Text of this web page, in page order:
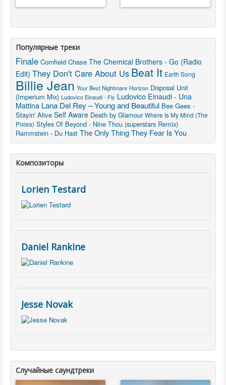
Популярные треки
Finale Cornfield Chase The Chemical Brothers - Go (Radio
Edit) They Don't Care About Us Beat It Earth Song
Billie Jean Your Best Nightmare Horizon Disposal Unit
(Imperium Mix) Ludovico Einaudi - Fly Ludovico Einaudi - Una
Mattina Lana Del Rey – Young and Beautiful Bee Gees -
Stayin' Alive Self Aware Death by Glamour Where Is My Mind (The
Pixies) Styles Of Beyond - Nine Thou (superstars Remix)
Rammstein - Du Hast The Only Thing They Fear Is You
Композиторы
Lorien Testard
Daniel Rankine
Jesse Novak
Случайные саундтреки